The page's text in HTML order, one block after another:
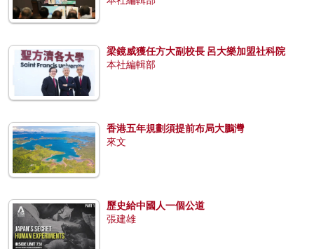
梁鏡威獲任方大副校長 呂大樂加盟社科院
本社編輯部
香港五年規劃須提前布局大鵬灣
來文
歷史給中國人一個公道
張建雄